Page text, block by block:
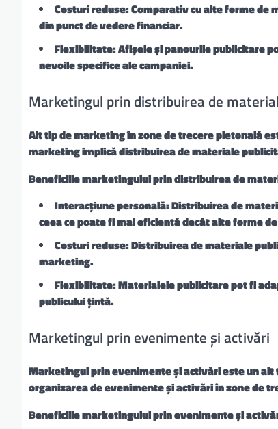
Costuri reduse: Comparativ cu alte forme
din punct de vedere financiar.
Flexibilitate: Afișele și panourile publicitare
nevoile specifice ale campaniei.
Marketingul prin distribuirea de
Alt tip de marketing în zone de trecere pietonală
marketing implică distribuirea de materiale
Beneficiile marketingului prin distribuirea de
Interacțiune personală: Distribuirea de
ceea ce poate fi mai eficientă decât alte forme
Costuri reduse: Distribuirea de materiale
marketing.
Flexibilitate: Materialele publicitare pot fi
publicului țintă.
Marketingul prin evenimente și activări
Marketingul prin evenimente și activări este un
organizarea de evenimente și activări în zone de
Beneficiile marketingului prin evenimente și